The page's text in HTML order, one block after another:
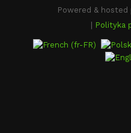
Powered & hosted
Polityka